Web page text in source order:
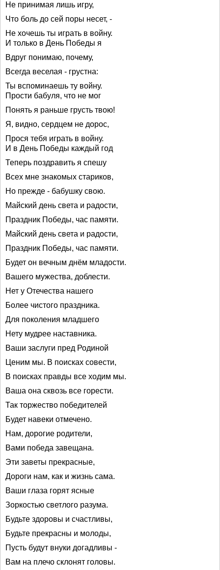
Не принимая лишь игру,
Что боль до сей поры несет, -
Не хочешь ты играть в войну.
И только в День Победы я
Вдруг понимаю, почему,
Всегда веселая - грустна:
Ты вспоминаешь ту войну.
Прости бабуля, что не мог
Понять я раньше грусть твою!
Я, видно, сердцем не дорос,
Прося тебя играть в войну.
И в День Победы каждый год
Теперь поздравить я спешу
Всех мне знакомых стариков,
Но прежде - бабушку свою.
Майский день света и радости,
Праздник Победы, час памяти.
Майский день света и радости,
Праздник Победы, час памяти.
Будет он вечным днём младости.
Вашего мужества, доблести.
Нет у Отечества нашего
Более чистого праздника.
Для поколения младшего
Нету мудрее наставника.
Ваши заслуги пред Родиной
Ценим мы. В поисках совести,
В поисках правды все ходим мы.
Ваша она сквозь все горести.
Так торжество победителей
Будет навеки отмечено.
Нам, дорогие родители,
Вами победа завещана.
Эти заветы прекрасные,
Дороги нам, как и жизнь сама.
Ваши глаза горят ясные
Зоркостью светлого разума.
Будьте здоровы и счастливы,
Будьте прекрасны и молоды,
Пусть будут внуки догадливы -
Вам на плечо склонят головы.